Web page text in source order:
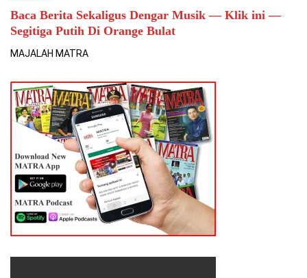
Baca Berita Sekaligus Dengar Musik — Klik ini —
Segitiga Putih Di Orange Bulat
MAJALAH MATRA